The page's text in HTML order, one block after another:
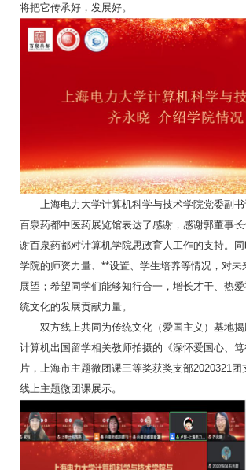
将把它传承好，发展好。
上海电力大学计算机科学与技术学院党委副书
百泉药都中医药展览馆表达了感谢，感谢郭董事
谢百泉药都对计算机学院思政育人工作的支持。
学院的师资力量、**设置、学生培养等情况，对未
展望；希望同学们能够知行合一，增长才干、热
统文化的发展贡献力量。
双方线上共同为传统文化（爱国主义）基地揭
计算机出国留学相关教师拍摄的《深怀爱国心、
片，上海市主题微团课三等奖获奖支部2020321
线上主题微团课展示。